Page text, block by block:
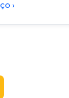
›